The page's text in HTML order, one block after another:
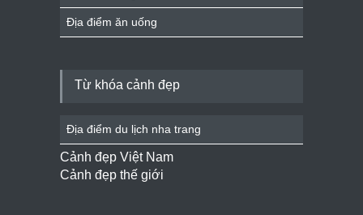
Địa điểm ăn uống
Từ khóa cảnh đẹp
Địa điểm du lịch nha trang
Cảnh đẹp Việt Nam
Cảnh đẹp thế giới